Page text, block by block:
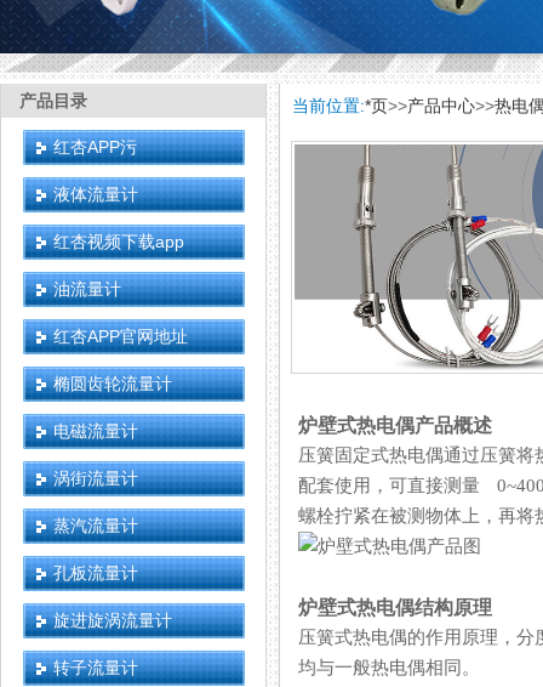
产品目录
红杏APP污
液体流量计
红杏视频下载app
油流量计
红杏APP官网地址
椭圆齿轮流量计
电磁流量计
涡街流量计
蒸汽流量计
孔板流量计
旋进旋涡流量计
转子流量计
当前位置:*页>>产品中心>>热电
炉壁式热电偶产品概述
压簧固定式热电偶通过压簧将
配套使用，可直接测量
螺栓拧紧在被测物体上，再将
炉壁式热电偶结构原理
压簧式热电偶的作用原理，
均与一般热电偶相同。